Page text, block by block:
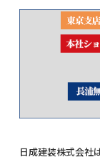
日成建装株式会社